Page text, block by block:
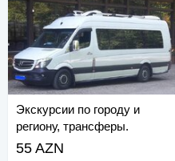
Экскурсии по городу и
региону, трансферы.
Спринтер.
55 AZN